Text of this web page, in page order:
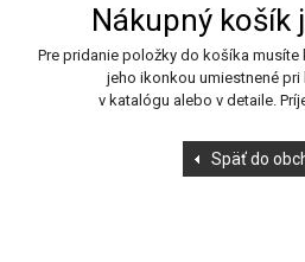
Nákupný košík
Pre pridanie položky do košíka
jeho ikonkou umiestnené
v katalógu alebo v detaile.
Späť do